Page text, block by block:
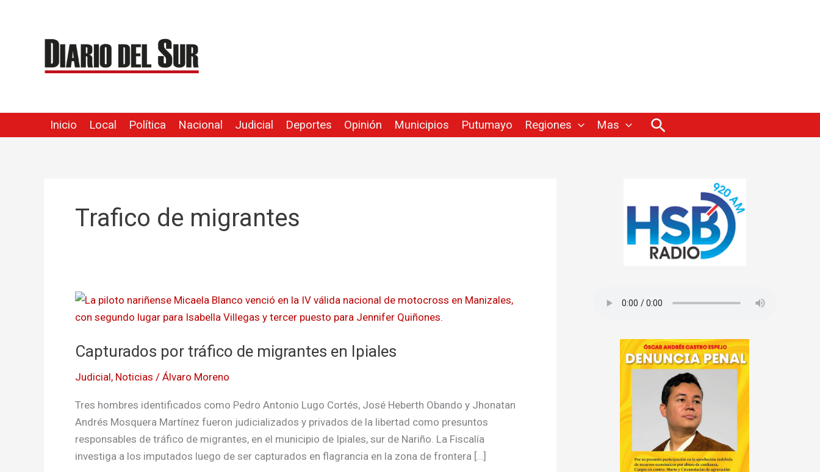
contenido
Inicio Local Política Nacional Judicial Deportes Opinión Municipios Putumayo Regiones Mas Buscar
Trafico de migrantes
Capturados por tráfico de migrantes en Ipiales
Judicial, Noticias / Álvaro Moreno
Tres hombres identificados como Pedro Antonio Lugo Cortés, José Heberth Obando y Jhonatan
Andrés Mosquera Martínez fueron judicializados y privados de la libertad como presuntos
responsables de tráfico de migrantes, en el municipio de Ipiales, sur de Nariño. La Fiscalía
investiga a los imputados luego de ser capturados en flagrancia en la zona de frontera […]
Capturados
por
de
Ipiales